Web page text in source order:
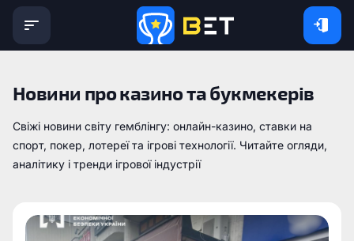
Новини про казино та букмекерів
Свіжі новини світу гемблінгу: онлайн-казино, ставки на
спорт, покер, лотереї та ігрові технології. Читайте огляди,
аналітику і тренди ігрової індустрії